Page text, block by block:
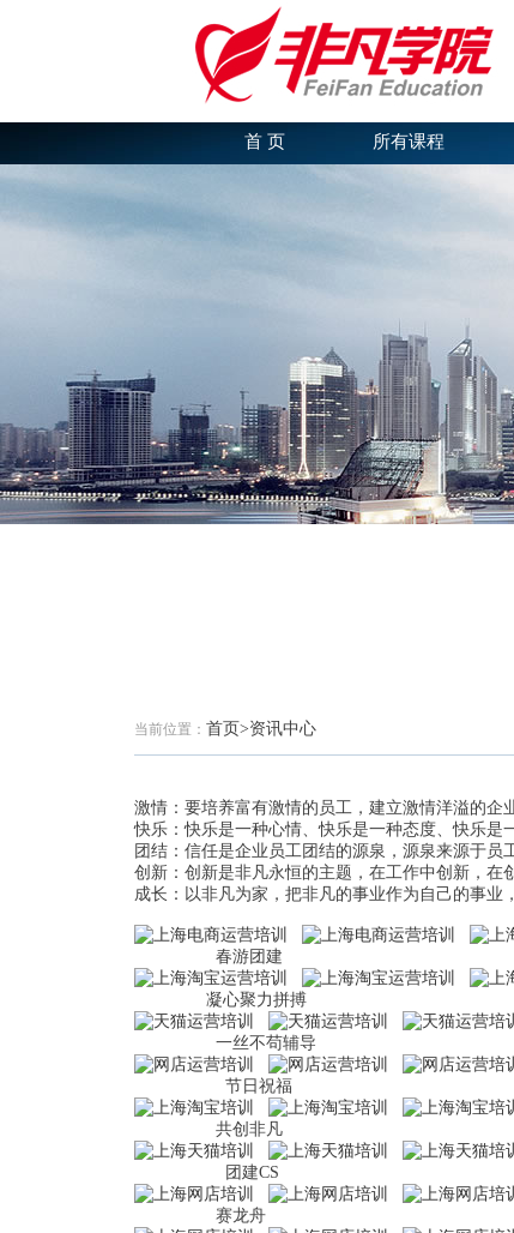
首 页 所有课程
当前位置： 首页>资讯中心
激情：要培养富有激情的员工，建立激情洋溢的企
快乐：快乐是一种心情、快乐是一种态度、快乐是
团结：信任是企业员工团结的源泉，源泉来源于员
创新：创新是非凡永恒的主题，在工作中创新，在
成长：以非凡为家，把非凡的事业作为自己的事业
春游团建 辛勤劳
凝心聚力拼搏 专心
一丝不苟辅导 尽
节日祝福 生
共创非凡 服
团建CS
赛龙舟 坐